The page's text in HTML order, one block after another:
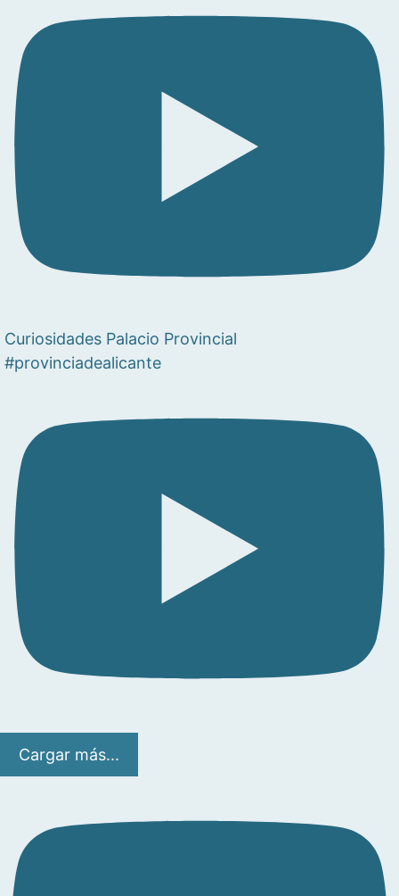
Curiosidades Palacio Provincial
#provinciadealicante
Cargar más...